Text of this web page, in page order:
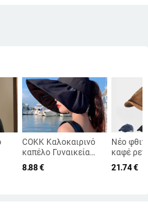
COKK Καλοκαιρινό
καπέλο Γυναικεία
Πεταλούδα
Εκτύπωση Μεγάλου
8.88€
Νέο
καφέ
21.74€